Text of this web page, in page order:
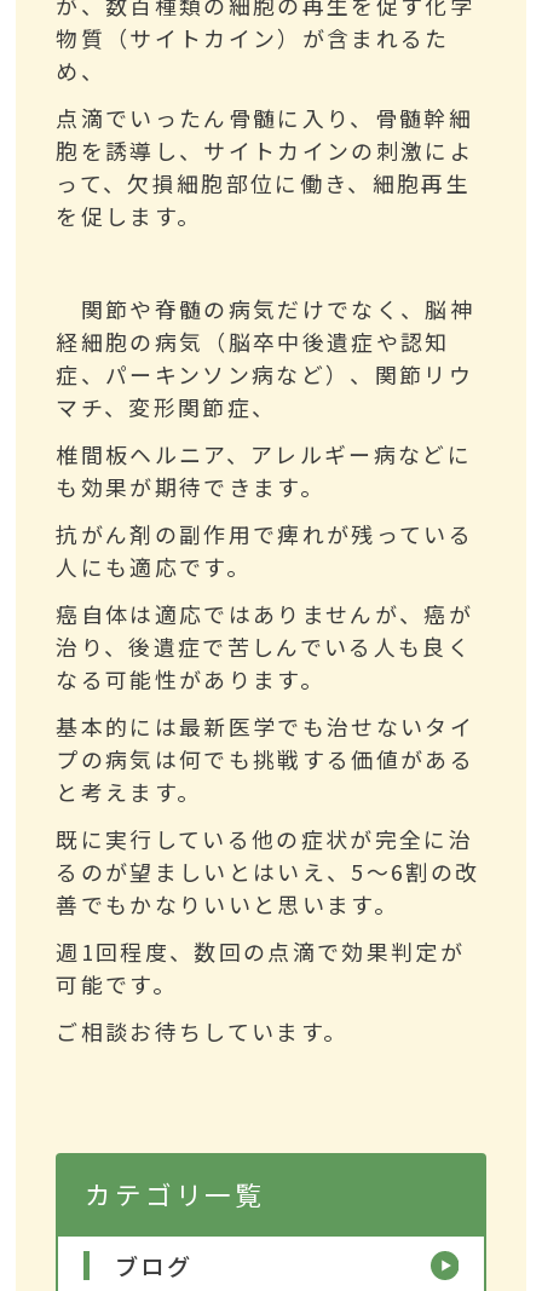
物質（サイトカイン）が含まれるた
め、
点滴でいったん骨髄に入り、骨髄幹細
胞を誘導し、サイトカインの刺激によ
って、欠損細胞部位に働き、細胞再生
を促します。
関節や脊髄の病気だけでなく、脳神
経細胞の病気（脳卒中後遺症や認知
症、パーキンソン病など）、関節リウ
マチ、変形関節症、
椎間板ヘルニア、アレルギー病などに
も効果が期待できます。
抗がん剤の副作用で痺れが残っている
人にも適応です。
癌自体は適応ではありませんが、癌が
治り、後遺症で苦しんでいる人も良く
なる可能性があります。
基本的には最新医学でも治せないタイ
プの病気は何でも挑戦する価値がある
と考えます。
既に実行している他の症状が完全に治
るのが望ましいとはいえ、5～6割の改
善でもかなりいいと思います。
週1回程度、数回の点滴で効果判定が
可能です。
ご相談お待ちしています。
カテゴリ一覧
ブログ